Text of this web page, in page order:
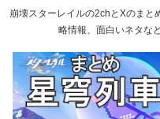
崩壊スターレイルの2chとXのまと
略情報、面白いネタな